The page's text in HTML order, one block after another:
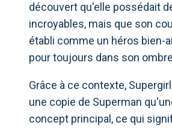
découvert qu'elle possédait
incroyables, mais que son
établi comme un héros bien-
pour toujours dans son
Grâce à ce contexte,
une copie de Superman
concept principal, ce qui